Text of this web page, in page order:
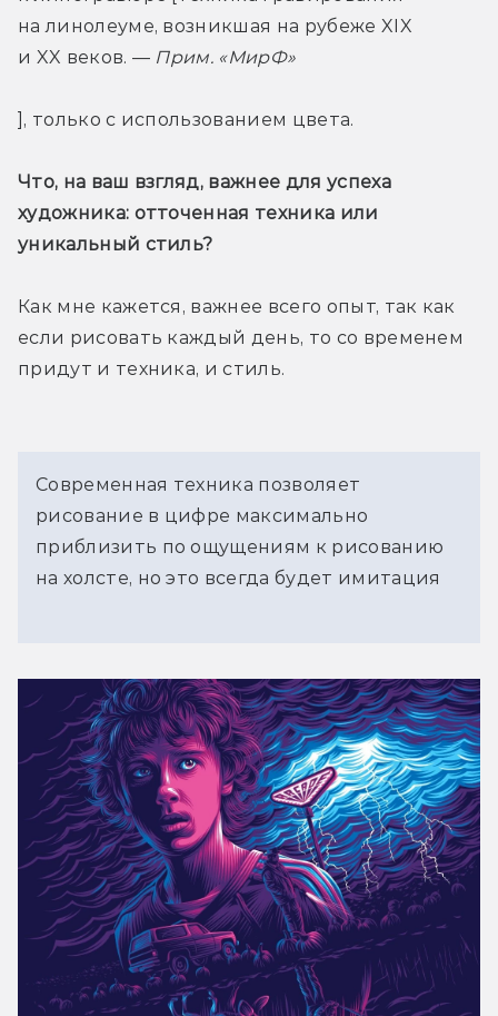
на линолеуме, возникшая на рубеже XIX
и XX веков. — Прим. «МирФ»
], только с использованием цвета.
Что, на ваш взгляд, важнее для успеха
художника: отточенная техника или
уникальный стиль?
Как мне кажется, важнее всего опыт, так как
если рисовать каждый день, то со временем
придут и техника, и стиль.
Современная техника позволяет
рисование в цифре максимально
приблизить по ощущениям к рисованию
на холсте, но это всегда будет имитация